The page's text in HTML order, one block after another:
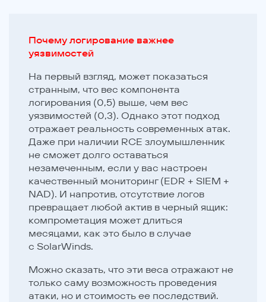
Почему логирование важнее
уязвимостей
На первый взгляд, может показаться
странным, что вес компонента
логирования (0,5) выше, чем вес
уязвимостей (0,3). Однако этот подход
отражает реальность современных атак.
Даже при наличии RCE злоумышленник
не сможет долго оставаться
незамеченным, если у вас настроен
качественный мониторинг (EDR + SIEM +
NAD). И напротив, отсутствие логов
превращает любой актив в черный ящик:
компрометация может длиться
месяцами, как это было в случае
с SolarWinds.
Можно сказать, что эти веса отражают не
только саму возможность проведения
атаки, но и стоимость ее последствий.